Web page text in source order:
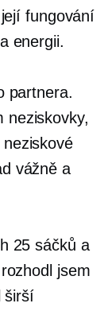
fungování
energii.
partnera.
neziskovky,
neziskové
vážně a
25 sáčků a
jsem
širší